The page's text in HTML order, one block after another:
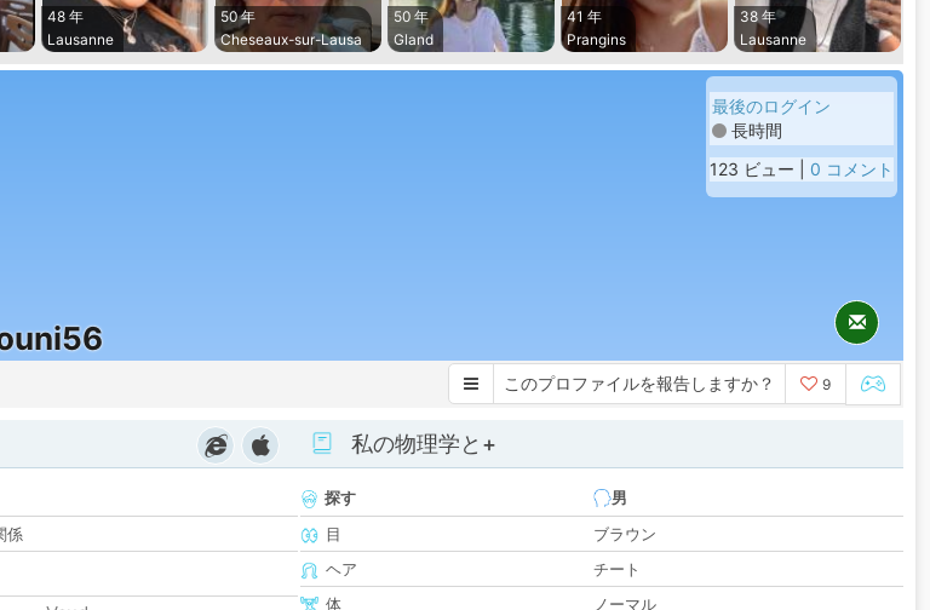
48 年
Lausanne
50 年
Cheseaux-sur-Lausa
50 年
Gland
41 年
Prangins
38 年
Lausanne
最後のログイン
長時間
123 ビュー | 0 コメント
このプロファイルを報告しますか？ 9
係
私の物理学と+
探す
男
目
ブラウン
ヘア
チート
体
ノーマル